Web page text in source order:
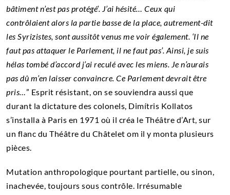
bâtiment n’est pas protégé’. J’ai hésité… Ceux qui
contrôlaient alors la partie basse de la place, autrement-dit
les Syrizistes, sont aussitôt venus me voir également. ‘Il ne
faut pas attaquer le Parlement, il ne faut pas’. Ainsi, je suis
hélas tombé d’accord j’ai reculé avec les miens. Je n’aurais
pas dû m’en laisser convaincre. Ce Parlement devrait être
pris…” Esprit résistant, on se souviendra aussi que
durant la dictature des colonels, Dimítris Kollatos
s’installa à Paris en 1971 où il créa le Théâtre d’Art, sur
un flanc du Théâtre du Châtelet om il y monta plusieurs
pièces.
Mutation anthropologique pourtant partielle, ou sinon,
inachevée, toujours sous contrôle. Irrésumable